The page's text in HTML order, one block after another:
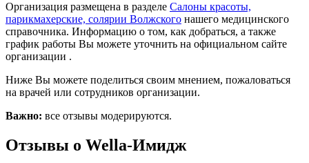
Организация размещена в разделе Салоны красоты,
парикмахерские, солярии Волжского нашего медицинского
справочника. Информацию о том, как добраться, а также
график работы Вы можете уточнить на официальном сайте
организации .
Ниже Вы можете поделиться своим мнением, пожаловаться
на врачей или сотрудников организации.
Важно: все отзывы модерируются.
Отзывы о Wella-Имидж